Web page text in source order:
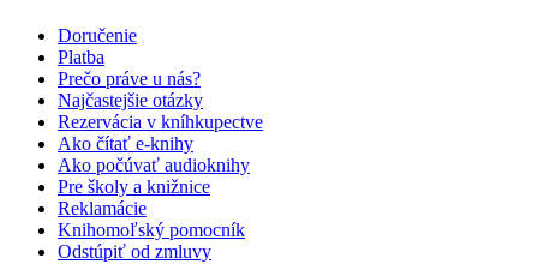
Doručenie
Platba
Prečo práve u nás?
Najčastejšie otázky
Rezervácia v kníhkupectve
Ako čítať e-knihy
Ako počúvať audioknihy
Pre školy a knižnice
Reklamácie
Knihomoľský pomocník
Odstúpiť od zmluvy